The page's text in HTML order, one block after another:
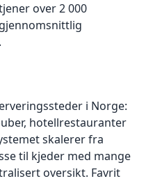
over 2 000
i Norge:
hotellrestauranter
skalerer fra
til kjeder med mange
oversikt. Favrit